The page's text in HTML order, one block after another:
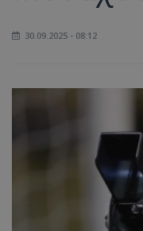
30.09.2025 - 08:12